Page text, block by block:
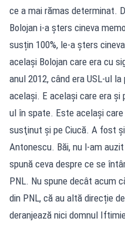
ce a mai rămas determinat.
Bolojan i-a șters cineva
susțin 100%, le-a șters
același Bolojan care era cu
anul 2012, când era USL-ul
acelaşi. E acelaşi care era şi
ul în spate. Este acelaşi
susţinut şi pe Ciucă. A fost
Antonescu. Băi, nu l-am
spună ceva despre ce se
PNL. Nu spune decât acum
din PNL, că au altă direcție
deranjează nici domnul